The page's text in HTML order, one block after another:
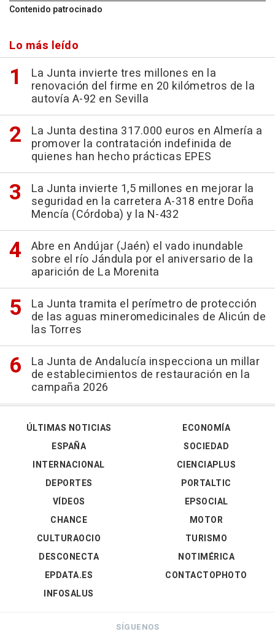
Contenido patrocinado
Lo más leído
La Junta invierte tres millones en la
renovación del firme en 20 kilómetros de la
autovía A-92 en Sevilla
La Junta destina 317.000 euros en Almería a
promover la contratación indefinida de
quienes han hecho prácticas EPES
La Junta invierte 1,5 millones en mejorar la
seguridad en la carretera A-318 entre Doña
Mencía (Córdoba) y la N-432
Abre en Andújar (Jaén) el vado inundable
sobre el río Jándula por el aniversario de la
aparición de La Morenita
La Junta tramita el perímetro de protección
de las aguas mineromedicinales de Alicún de
las Torres
La Junta de Andalucía inspecciona un millar
de establecimientos de restauración en la
campaña 2026
ÚLTIMAS NOTICIAS
ESPAÑA
INTERNACIONAL
DEPORTES
VÍDEOS
ECONOMÍA
SOCIEDAD
CIENCIAPLUS
PORTALTIC
EPSOCIAL
CHANCE
CULTURAOCIO
DESCONECTA
EPDATA.ES
INFOSALUS
MOTOR
TURISMO
NOTIMÉRICA
CONTACTOPHOTO
SÍGUENOS